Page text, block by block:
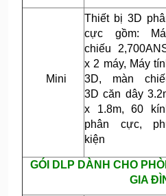
Mini
Thiết bị 3D
cực gồm:
chiếu
x 2 máy, Máy
3D, màn
3D căn dây
x 1.8m, 60
phân cực,
kiện
GÓI DLP DÀNH CHO
GIA